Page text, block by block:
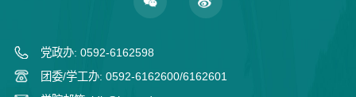
党政办: 0592-6162598
团委/学工办: 0592-6162600/6162601